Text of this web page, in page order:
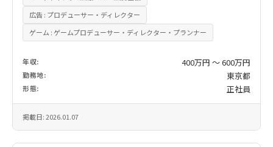
広告 : プロデューサー・ディレクター
ゲーム : ゲームプロデューサー・ディレクター・プランナー
年収: 400万円 〜 600万円
勤務地: 東京都
形態: 正社員
掲載日: 2026.01.07